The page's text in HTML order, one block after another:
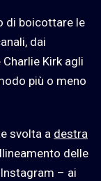
di boicottare le
dai
Charlie Kirk agli
più o meno
svolta a destra
delle
– ai